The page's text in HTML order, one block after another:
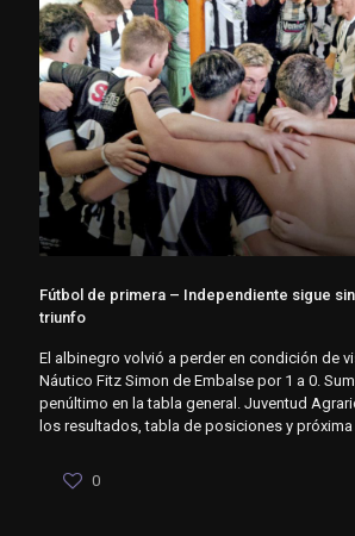
Fútbol de primera – Independiente sigue
triunfo
El albinegro volvió a perder en condición de
Náutico Fitz Simon de Embalse por 1 a 0.
penúltimo en la tabla general. Juventud
los resultados, tabla de posiciones y
0